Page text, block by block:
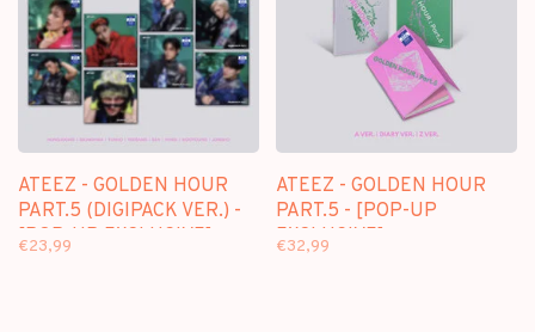
ATEEZ - GOLDEN HOUR
PART.5 (DIGIPACK VER.) -
[POP-UP EXCLUSIVE]
€23,99
ATEEZ - GOLDEN HOUR
PART.5 - [POP-UP
EXCLUSIVE]
€32,99